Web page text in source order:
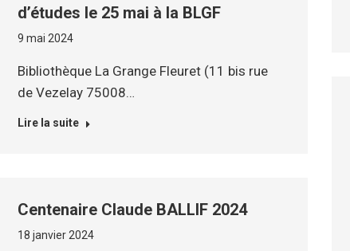
d’études le 25 mai à la BLGF
9 mai 2024
Bibliothèque La Grange Fleuret (11 bis rue
de Vezelay 75008…
Lire la suite
Centenaire Claude BALLIF 2024
18 janvier 2024